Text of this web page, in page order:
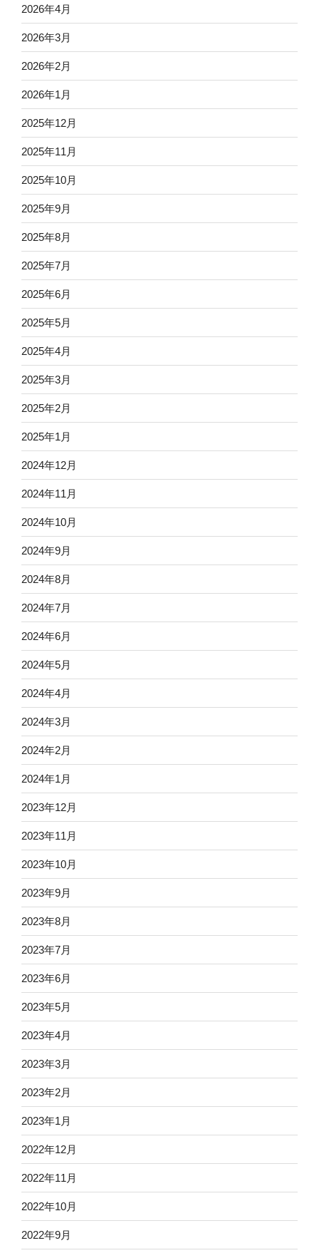
2026年4月
2026年3月
2026年2月
2026年1月
2025年12月
2025年11月
2025年10月
2025年9月
2025年8月
2025年7月
2025年6月
2025年5月
2025年4月
2025年3月
2025年2月
2025年1月
2024年12月
2024年11月
2024年10月
2024年9月
2024年8月
2024年7月
2024年6月
2024年5月
2024年4月
2024年3月
2024年2月
2024年1月
2023年12月
2023年11月
2023年10月
2023年9月
2023年8月
2023年7月
2023年6月
2023年5月
2023年4月
2023年3月
2023年2月
2023年1月
2022年12月
2022年11月
2022年10月
2022年9月